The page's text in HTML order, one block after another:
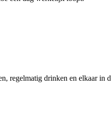
regelmatig drinken en elkaar in